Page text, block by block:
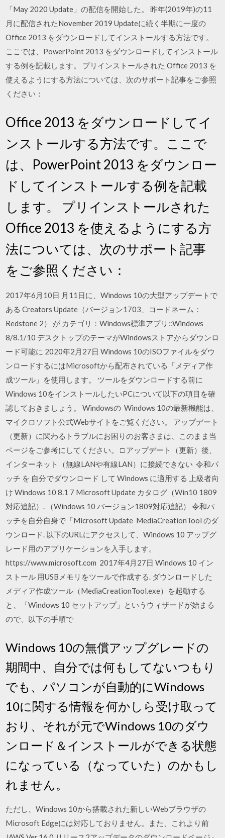
「May 2020 Update」の配信を開始した。 昨年(2019年)の11
月に配信されたNovember 2019 Updateに続く半期に一度の
Office 2013 をダウンロードしてインストールする方法です。
ここでは、PowerPoint 2013 をダウンロードしてインストール
する例を記載します。 プリインストールされた Office 2013 を
使えるようにする方法については、次のサポート記事をご参照
ください：
Office 2013 をダウンロードしてイ
ンストールする方法です。ここで
は、PowerPoint 2013 をダウンロー
ドしてインストールする例を記載
します。 プリインストールされた
Office 2013 を使えるようにする方
法については、次のサポート記事
をご参照ください：
2017年6月10日 月11日に、Windows 10の大型アップデートで
ある Creators Update（バージョン1703、コードネーム：
Redstone 2） が カテゴリ：Windows標準アプリ::Windows
8/8.1/10 デスクトップのテーマがWindowsストアからダウンロ
ード可能に 2020年2月27日 Windows 10のISOファイルをダウ
ンロードするにはMicrosoftから配布されている「メディア作
成ツール」を使用します。 ツールをダウンロードする前に
Windows 10をインストールしたいPCについて以下の項目を確
認しておきましょう。 Windowsの Windows 10の最新機能は、
マイクロソフト公式Webサイトをご覧ください。 アップデート
（更新）に関わるトラブルにお困りのお客さまは、このまま当
ページをご参考にしてください。 □ アップデート（更新）後、
インターネット（無線LANや有線LAN）に接続できない 令和パ
ッチ を 自分でダウンロード して Windows に適用する 上級者向
け Windows 10 8.1 7 Microsoft Update カタログ（Win10 1809
対応追記）. （Windows 10 バージョン1809対応追記） 令和パ
ッチを自分自身で「Microsoft Update MediaCreationTool のダ
ウンロード. 以下のURLにアクセスして、Windows 10 アップグ
レード用のアプリケーションを入手します。
https://www.microsoft.com 2017年4月27日 Windows 10 イン
ストール 用USBメモリをツールで作成する. ダウンロードした
メディア作成ツール（MediaCreationTool.exe）を起動する
と、「Windows 10 セットアップ」というウィザードが始まる
ので、以下の手順で
Windows 10の無償アップグレードの
期間中、自分では何もしてないつもり
でも、パソコンが自動的にWindows
10に関する情報を何かしら受け取って
おり、それが元でWindows 10のダウ
ンロード＆インストールができる状態
になっている（なっていた）のかもし
れません。
ただし、Windows 10から搭載された新しいWebブラウザの
Microsoft Edgeには対応しておりません。また、これより前